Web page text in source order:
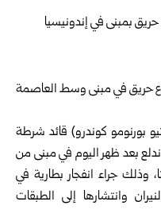
حريق في مبنى وسط العاصمة
بورنومو كوندرو) قائد شرطة
بعد ظهر اليوم في مبنى من
جراء انفجار بطارية في
وانتشارها إلى الطبقات